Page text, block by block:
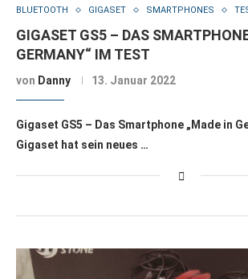
BLUETOOTH GIGASET SMARTPHONES
GIGASET GS5 – DAS
GERMANY“ IM TEST
von Danny 13. Januar 2022
Gigaset GS5 – Das Smartphone „Made in
Gigaset hat sein neues …